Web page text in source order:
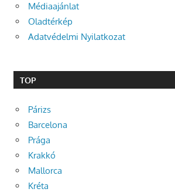
Médiaajánlat
Oladtérkép
Adatvédelmi Nyilatkozat
TOP
Párizs
Barcelona
Prága
Krakkó
Mallorca
Kréta